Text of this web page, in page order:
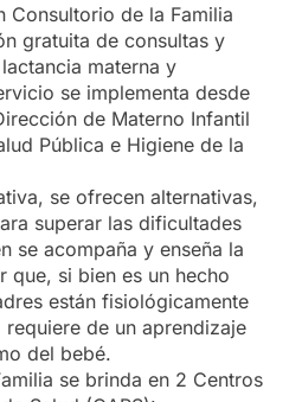
Consultorio de la Familia
gratuita de consultas y
materna y
se implementa desde
de Materno Infantil
Pública e Higiene de la
se ofrecen alternativas,
superar las dificultades
se acompaña y enseña la
que, si bien es un hecho
están fisiológicamente
de un aprendizaje
del bebé.
se brinda en 2 Centros